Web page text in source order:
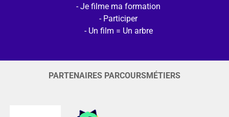
Je filme ma formation
Participer
Un film = Un arbre
PARTENAIRES PARCOURSMÉTIERS